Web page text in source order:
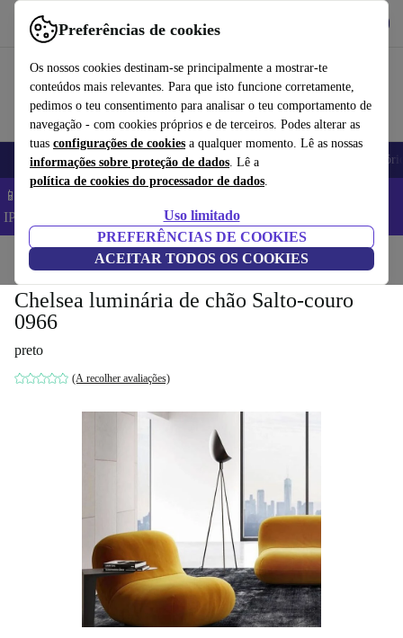
Preferências de cookies
Os nossos cookies destinam-se principalmente a mostrar-te
conteúdos mais relevantes. Para que isto funcione corretamente,
pedimos o teu consentimento para analisar o teu comportamento de
navegação - com cookies próprios e de terceiros. Podes alterar as
tuas configurações de cookies a qualquer momento. Lê as nossas
informações sobre proteção de dados. Lê a
política de cookies do processador de dados.
Uso limitado
PREFERÊNCIAS DE COOKIES
ACEITAR TODOS OS COOKIES
Use o refurbed de forma rápida e fácil
Telemóveis Computadores Portáteis Tablets
📱 Poupa 5% EXTRA em todos os iPhones – Código:
IPHONEDEAL –
Início Casa Móveis
Chelsea luminária de chão Salto-couro
0966
preto
(A recolher avaliações)